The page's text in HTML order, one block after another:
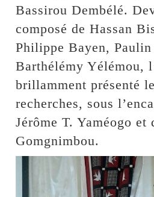
Bassirou Dembélé.
composé de Hassan
Philippe Bayen, Paulin
Barthélémy Yélémou,
brillamment présenté
recherches, sous
Jérôme T. Yaméogo et
Gomgnimbou.